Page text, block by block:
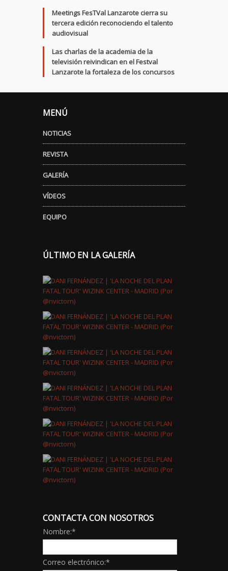
Meetings FesTVal Lanzarote cierra su
tercera edición reconociendo el talento
audiovisual
Las charlas de la academia de la
televisión reivindican en el Festval
Lanzarote la fortaleza de los concursos
MENÚ
NOTICIAS
REVISTA
GALERÍA
VÍDEOS
EQUIPO
ÚLTIMO EN LA GALERÍA
CONTACTA CON NOSOTROS
Nombre:*
Correo electrónico:*